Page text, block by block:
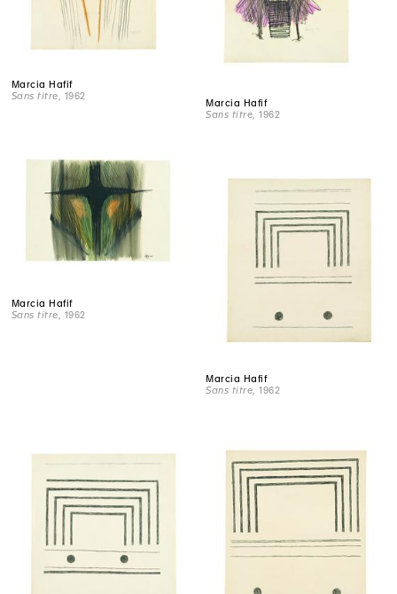
Marcia Hafif
Sans titre , 1962
Marcia Hafif
Sans titre , 1962
Marcia Hafif
Sans titre , 1962
Marcia Hafif
Sans titre , 1962